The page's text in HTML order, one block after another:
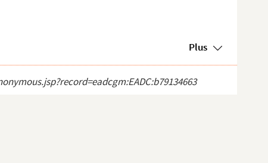
Plus